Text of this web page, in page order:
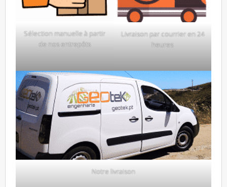
Sélection manuelle à partir
de nos entrepôts
Livraison par courrier en 24
heures
Notre livraison